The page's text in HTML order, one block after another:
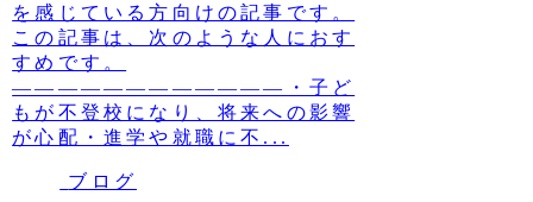
を感じている方向けの記事です。
この記事は、次のような人におす
すめです。
————————————・子ど
もが不登校になり、将来への影響
が心配・進学や就職に不...
ブログ